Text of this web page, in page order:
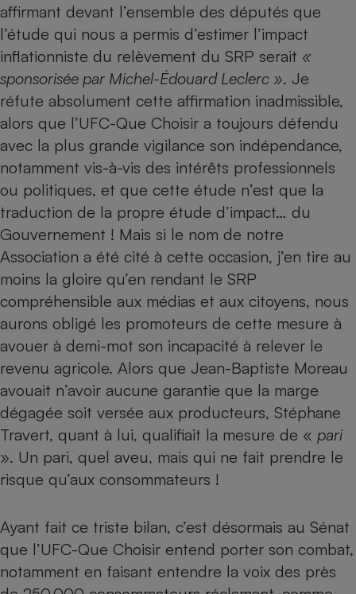
affirmant devant l’ensemble des députés que
l’étude qui nous a permis d’estimer l’impact
inflationniste du relèvement du SRP serait «
sponsorisée par Michel-Édouard Leclerc ». Je
réfute absolument cette affirmation inadmissible,
alors que l’UFC-Que Choisir a toujours défendu
avec la plus grande vigilance son indépendance,
notamment vis-à-vis des intérêts professionnels
ou politiques, et que cette étude n’est que la
traduction de la propre étude d’impact… du
Gouvernement ! Mais si le nom de notre
Association a été cité à cette occasion, j’en tire au
moins la gloire qu’en rendant le SRP
compréhensible aux médias et aux citoyens, nous
aurons obligé les promoteurs de cette mesure à
avouer à demi-mot son incapacité à relever le
revenu agricole. Alors que Jean-Baptiste Moreau
avouait n’avoir aucune garantie que la marge
dégagée soit versée aux producteurs, Stéphane
Travert, quant à lui, qualifiait la mesure de « pari
». Un pari, quel aveu, mais qui ne fait prendre le
risque qu’aux consommateurs !
Ayant fait ce triste bilan, c’est désormais au Sénat
que l’UFC-Que Choisir entend porter son combat,
notamment en faisant entendre la voix des près